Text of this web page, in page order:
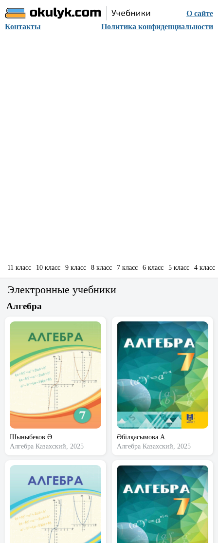
О сайте
Контакты
Политика конфиденциальности
11 класс 10 класс 9 класс 8 класс 7 класс 6 класс 5 класс 4 класс
Электронные учебники
Алгебра
Шыныбеков Ә.
Алгебра Казахский, 2025
Әбілқасымова А.
Алгебра Казахский, 2025